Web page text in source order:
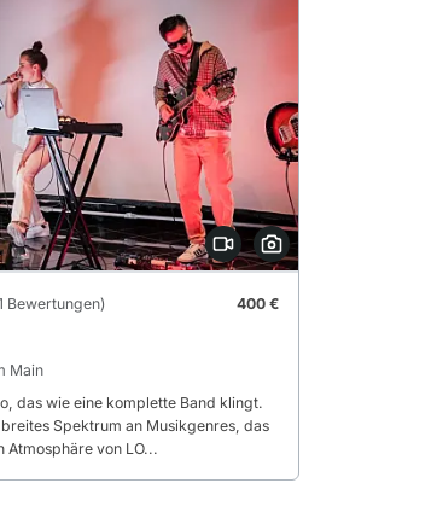
Bewertungen) 400 €
Main
das wie eine komplette Band klingt.
Spektrum an Musikgenres, das
Atmosphäre von LO...